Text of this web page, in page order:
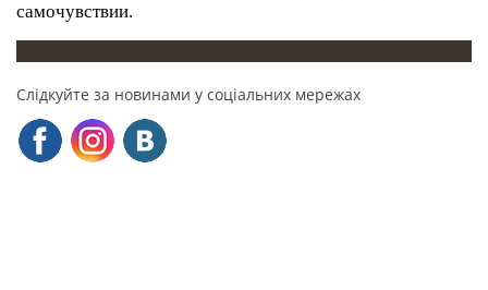
самочувствии.
Слідкуйте за новинами у соціальних мережах